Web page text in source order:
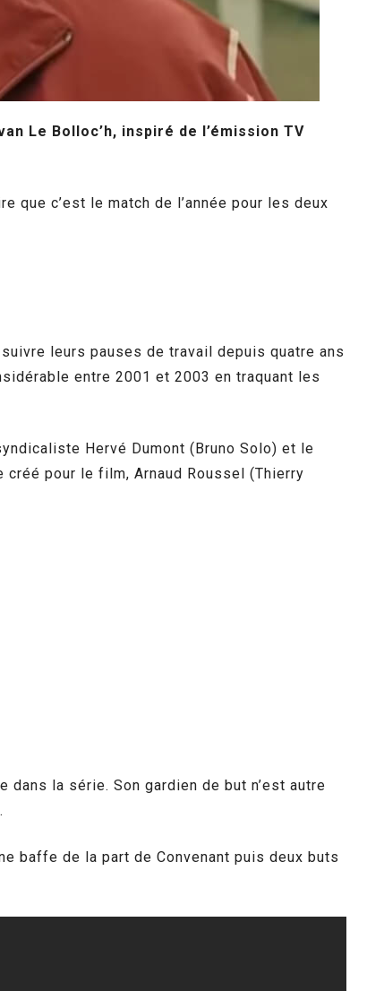
Le Bolloc’h, inspiré de l’émission TV
que c’est le match de l’année pour les deux
leurs pauses de travail depuis quatre ans
entre 2001 et 2003 en traquant les
Hervé Dumont (Bruno Solo) et le
créé pour le film, Arnaud Roussel (Thierry
la série. Son gardien de but n’est autre
baffe de la part de Convenant puis deux buts